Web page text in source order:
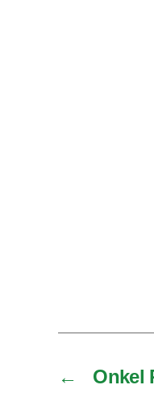
← Onkel